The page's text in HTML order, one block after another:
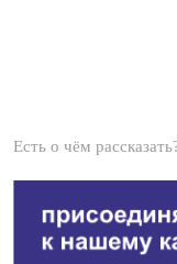
Есть о чём